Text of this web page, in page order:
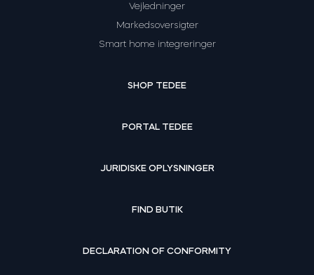
Vejledninger
Markedsoversigter
Smart home integreringer
SHOP TEDEE
PORTAL TEDEE
JURIDISKE OPLYSNINGER
FIND BUTIK
DECLARATION OF CONFORMITY